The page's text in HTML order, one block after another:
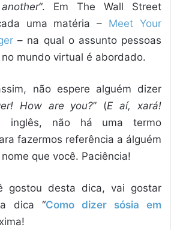
“. Em The Wall Street
uma matéria – Meet Your
– na qual o assunto pessoas
mundo virtual é abordado.
não espere alguém dizer
How are you?” (E aí, xará!
inglês, não há uma termo
fazermos referência a álguém
que você. Paciência!
gostou desta dica, vai gostar
dica “Como dizer sósia em